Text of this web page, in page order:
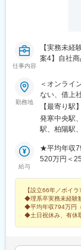
仕事内容
【実務未経
案4】自社
勤務地
＜オンライ
ない、借上
に転居を伴
【北海道／
州・沖縄】
県、群馬県
県、静岡県
県、鳥取県
県、愛媛県
県、宮崎県
【最寄り駅】
発寒中央駅
駅、柏陽駅
岩駅、石神
ター南駅、
県)、国母駅
南富山駅、
井駅(中央本
駅、天竜川
駅、栗東駅
給与
★平均年収
520万円＜
【設立66年／ボイ
◆理系卒実務未経験
◆平均年収794万円
◆土日祝休み、有休